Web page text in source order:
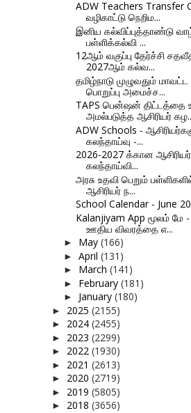
ADW Teachers Transfer
வழிகாட்டு நெறிம...
இனிய கல்விப்புத்தாண்டு
பள்ளிக்கல்வி ...
12ஆம் வகுப்பு தேர்ச்சி
2027ஆம் கல்வ...
தமிழ்நாடு முழுவதும் மாவட்ட
பொறுப்பு அமைச்ச...
TAPS பென்ஷன் திட்டத்தை
அமல்படுத்த ஆசிரியர்
ADW Schools -
கலந்தாய்வு -...
2026-2027 க்கான
கலந்தாய்வி...
அரசு உதவி பெறும்
ஆசிரியர் ந...
School Calendar - June
Kalanjiyam App மூலம் மே
ஊதிய விவரத்தை எ...
► May (166)
► April (131)
► March (141)
► February (181)
► January (180)
► 2025 (2155)
► 2024 (2455)
► 2023 (2299)
► 2022 (1930)
► 2021 (2613)
► 2020 (2719)
► 2019 (5805)
► 2018 (3656)